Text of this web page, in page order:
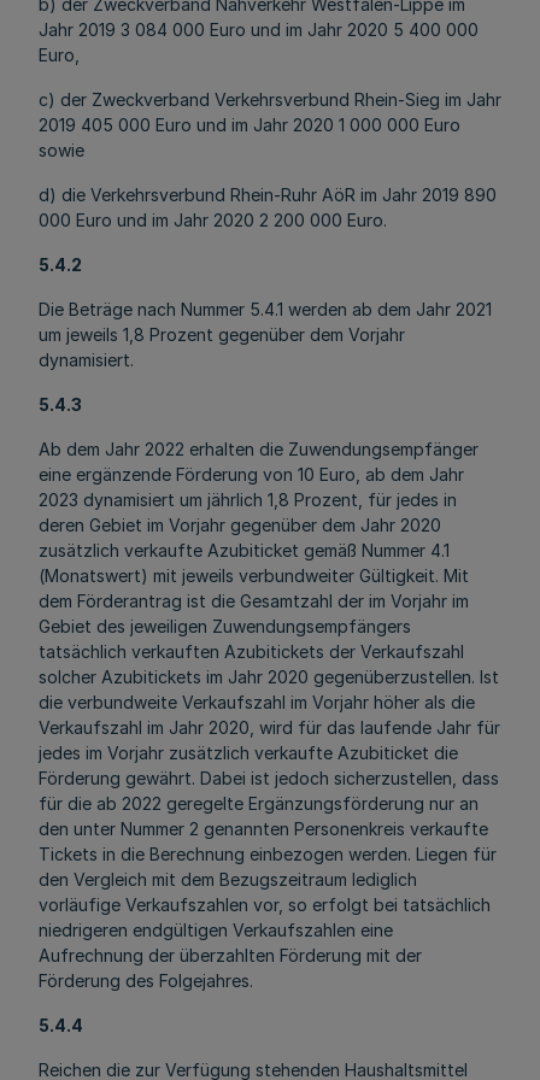
b) der Zweckverband Nahverkehr Westfalen-Lippe im
Jahr 2019 3 084 000 Euro und im Jahr 2020 5 400 000
Euro,
c) der Zweckverband Verkehrsverbund Rhein-Sieg im Jahr
2019 405 000 Euro und im Jahr 2020 1 000 000 Euro
sowie
d) die Verkehrsverbund Rhein-Ruhr AöR im Jahr 2019 890
000 Euro und im Jahr 2020 2 200 000 Euro.
5.4.2
Die Beträge nach Nummer 5.4.1 werden ab dem Jahr 2021
um jeweils 1,8 Prozent gegenüber dem Vorjahr
dynamisiert.
5.4.3
Ab dem Jahr 2022 erhalten die Zuwendungsempfänger
eine ergänzende Förderung von 10 Euro, ab dem Jahr
2023 dynamisiert um jährlich 1,8 Prozent, für jedes in
deren Gebiet im Vorjahr gegenüber dem Jahr 2020
zusätzlich verkaufte Azubiticket gemäß Nummer 4.1
(Monatswert) mit jeweils verbundweiter Gültigkeit. Mit
dem Förderantrag ist die Gesamtzahl der im Vorjahr im
Gebiet des jeweiligen Zuwendungsempfängers
tatsächlich verkauften Azubitickets der Verkaufszahl
solcher Azubitickets im Jahr 2020 gegenüberzustellen. Ist
die verbundweite Verkaufszahl im Vorjahr höher als die
Verkaufszahl im Jahr 2020, wird für das laufende Jahr für
jedes im Vorjahr zusätzlich verkaufte Azubiticket die
Förderung gewährt. Dabei ist jedoch sicherzustellen, dass
für die ab 2022 geregelte Ergänzungsförderung nur an
den unter Nummer 2 genannten Personenkreis verkaufte
Tickets in die Berechnung einbezogen werden. Liegen für
den Vergleich mit dem Bezugszeitraum lediglich
vorläufige Verkaufszahlen vor, so erfolgt bei tatsächlich
niedrigeren endgültigen Verkaufszahlen eine
Aufrechnung der überzahlten Förderung mit der
Förderung des Folgejahres.
5.4.4
Reichen die zur Verfügung stehenden Haushaltsmittel